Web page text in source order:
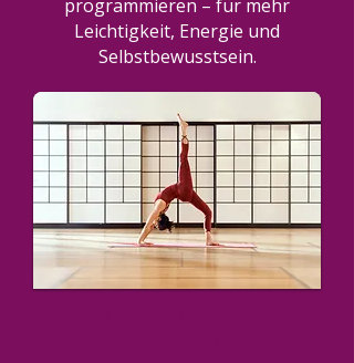
programmieren – für mehr
Leichtigkeit, Energie und
Selbstbewusstsein.